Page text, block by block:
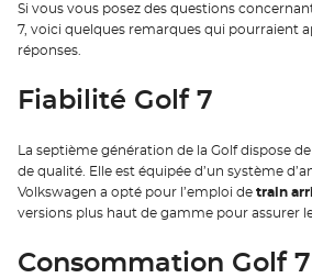
Si vous vous posez des questions
7, voici quelques remarques qui pourraient
réponses.
Fiabilité Golf 7
La septième génération de la Golf dispose
de qualité. Elle est équipée d’un système
Volkswagen a opté pour l’emploi de train
versions plus haut de gamme pour assurer
Consommation Golf 7